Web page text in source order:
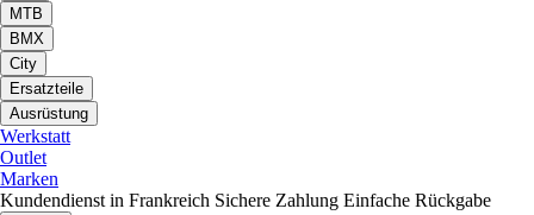
MTB
BMX
City
Ersatzteile
Ausrüstung
Werkstatt
Outlet
Marken
Kundendienst in Frankreich Sichere Zahlung Einfache Rückgabe